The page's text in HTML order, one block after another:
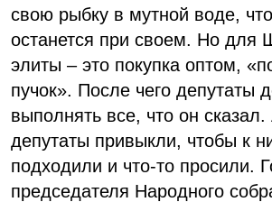
свою рыбку в мутной воде,
останется при своем. Но для
элиты – это покупка оптом,
пучок». После чего депутаты
выполнять все, что он
депутаты привыкли, чтобы к
подходили и что-то просили.
председателя Народного